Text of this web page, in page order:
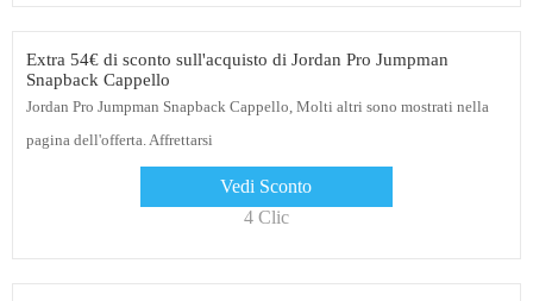
Extra 54€ di sconto sull'acquisto di Jordan Pro Jumpman
Snapback Cappello
Jordan Pro Jumpman Snapback Cappello, Molti altri sono mostrati nella
pagina dell'offerta. Affrettarsi
Vedi Sconto
4 Clic